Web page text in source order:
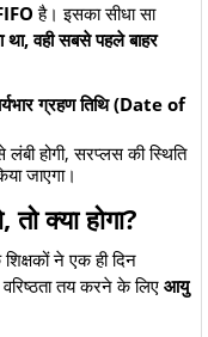
है। इसका सीधा सा
वही सबसे पहले बाहर
ग्रहण तिथि (Date of
होगी, सरप्लस की स्थिति
जाएगा।
तो क्या होगा?
ने एक ही दिन
वरिष्ठता तय करने के लिए आयु